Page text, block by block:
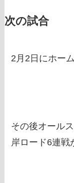
次の試合
2月2日にホー
その後オール
岸ロード6連戦